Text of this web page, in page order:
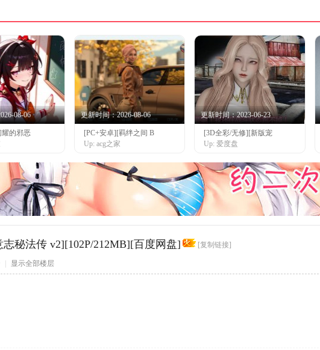
08-06
耀的邪恶
更新时间：2026-08-06
[PC+安卓][羁绊之间 B
Up: acg之家
更新时间：2023-06-23
[3D全彩/无修][新版宠
Up: 爱度盘
秘法传 v2][102P/212MB][百度网盘] [复制链接]
显示全部楼层